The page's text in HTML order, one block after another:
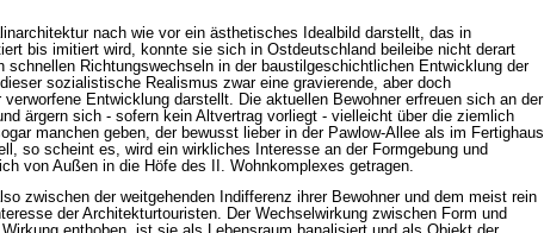
nach wie vor ein ästhetisches Idealbild darstellt, das in
bis imitiert wird, konnte sie sich in Ostdeutschland beileibe nicht derart
schnellen Richtungswechseln in der baustilgeschichtlichen Entwicklung der
sozialistische Realismus zwar eine gravierende, aber doch
Entwicklung darstellt. Die aktuellen Bewohner erfreuen sich an der
ärgern sich - sofern kein Altvertrag vorliegt - vielleicht über die ziemlich
manchen geben, der bewusst lieber in der Pawlow-Allee als im Fertighaus
so scheint es, wird ein wirkliches Interesse an der Formgebung und
von Außen in die Höfe des II. Wohnkomplexes getragen.
zwischen der weitgehenden Indifferenz ihrer Bewohner und dem meist rein
der Architekturtouristen. Der Wechselwirkung zwischen Form und